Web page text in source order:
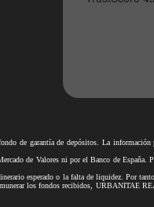
de garantía de depósitos. La
de Valores ni por el Banco de España.
esperado o la falta de liquidez. Por
los fondos recibidos, URBANITAE